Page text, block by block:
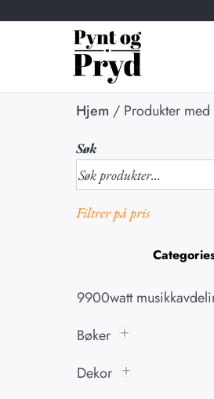
Hjem / Produkter
Søk
Filtrer på pris
9900watt
Bøker
Dekor